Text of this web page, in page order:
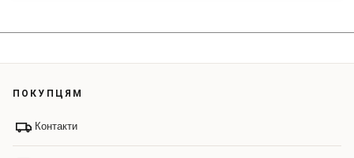
ПОКУПЦЯМ
Контакти